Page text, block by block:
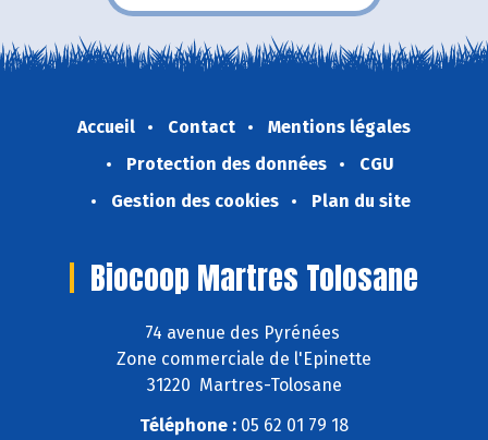
Accueil Contact
Mentions légales
Protection des données
CGU
Gestion des cookies
Plan du site
Biocoop Martres Tolosane
74 avenue des Pyrénées
Zone commerciale de l'Epinette
31220 Martres-Tolosane
Téléphone : 05 62 01 79 18